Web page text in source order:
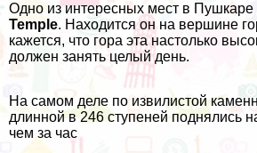
Одно из интересных мест в Пушкаре
Temple. Находится он на вершине
кажется, что гора эта настолько
должен занять целый день.
На самом деле по извилистой
длинной в 246 ступеней поднялись
чем за час